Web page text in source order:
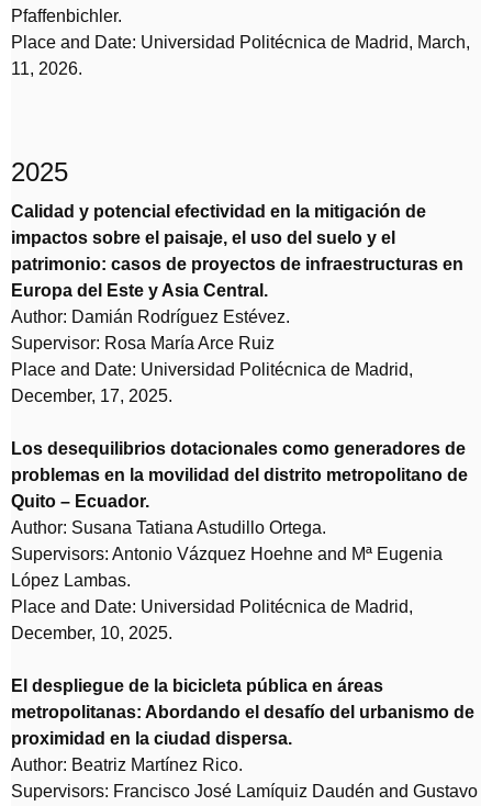
Pfaffenbichler.
Place and Date: Universidad Politécnica de Madrid, March,
11, 2026.
2025
Calidad y potencial efectividad en la mitigación de
impactos sobre el paisaje, el uso del suelo y el
patrimonio: casos de proyectos de infraestructuras en
Europa del Este y Asia Central.
Author: Damián Rodríguez Estévez.
Supervisor: Rosa María Arce Ruiz
Place and Date: Universidad Politécnica de Madrid,
December, 17, 2025.
Los desequilibrios dotacionales como generadores de
problemas en la movilidad del distrito metropolitano de
Quito – Ecuador.
Author: Susana Tatiana Astudillo Ortega.
Supervisors: Antonio Vázquez Hoehne and Mª Eugenia
López Lambas.
Place and Date: Universidad Politécnica de Madrid,
December, 10, 2025.
El despliegue de la bicicleta pública en áreas
metropolitanas: Abordando el desafío del urbanismo de
proximidad en la ciudad dispersa.
Author: Beatriz Martínez Rico.
Supervisors: Francisco José Lamíquiz Daudén and Gustavo